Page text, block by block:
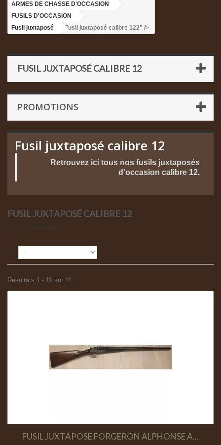
ARMES DE CHASSE D'OCCASION
FUSILS D'OCCASION
Fusil juxtaposé
>Fusil juxtaposé calibre 122" />
FUSIL JUXTAPOSÉ CALIBRE 12
PROMOTIONS
Fusil juxtaposé calibre 12
Retrouvez ici tous nos fusils juxtaposés
d'occasion calibre 12.
FUSIL JUXTAPOSÉ CALIBRE 12
Résultats 1 - 11 sur 11.
FUSIL JUXTAPOSE FORGERON ALPHONSE A...